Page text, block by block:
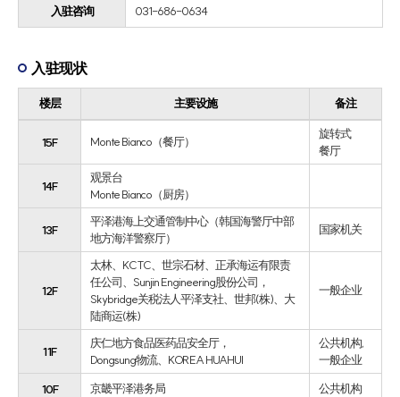
入驻咨询 031-686-0634
入驻现状
楼层 主要设施 备注
15F Monte Bianco（餐厅）
旋转式
餐厅
14F
观景台
Monte Bianco（厨房）
13F
平泽港海上交通管制中心（韩国海警厅中部
地方海洋警察厅）
国家机关
12F
太林、KCTC、世宗石材、正承海运有限责
任公司、Sunjin Engineering股份公司，
Skybridge关税法人平泽支社、世邦(株)、大
陆商运(株)
一般企业
11F
庆仁地方食品医药品安全厅，
Dongsung物流、KOREA HUAHUI
公共机构,
一般企业
10F 京畿平泽港务局 公共机构